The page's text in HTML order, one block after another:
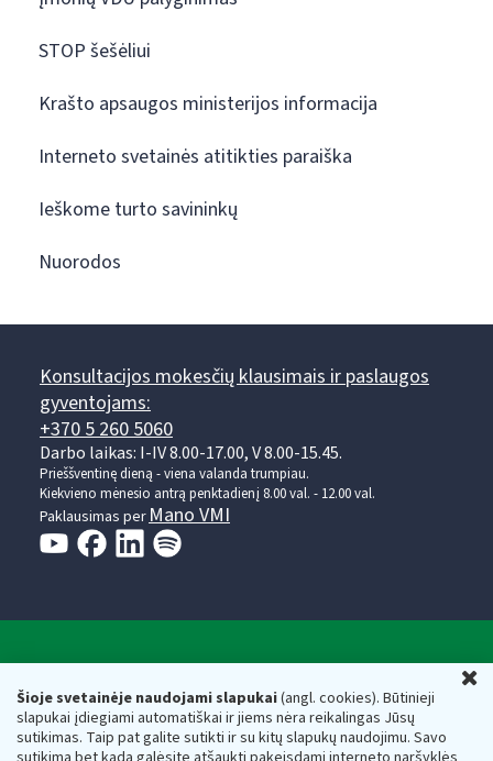
Šioje svetainėje naudojami slapukai(angl. cookies). Būtinieji
slapukai įdiegiami automatiškai ir jiems nėra reikalingas Jūsų
sutikimas. Taip pat galite sutikti ir su kitų slapukų naudojimu. Savo
STOP šešėliui
Krašto apsaugos ministerijos informacija
Interneto svetainės atitikties paraiška
Ieškome turto savininkų
Nuorodos
Konsultacijos mokesčių klausimais ir paslaugos
gyventojams:
+370 5 260 5060
Darbo laikas: I-IV 8.00-17.00, V 8.00-15.45.
Prieššventinę dieną - viena valanda trumpiau.
Kiekvieno mėnesio antrą penktadienį 8.00 val. - 12.00 val.
Paklausimas per Mano VMI
Respublikos finansų ministerijos
Biudžetinė įstaiga. Juridinio asmens kodas — 188659752,
adresas: Vasario 16-osios g. 14, 01107 Vilnius, Lietuva, el.paštas: